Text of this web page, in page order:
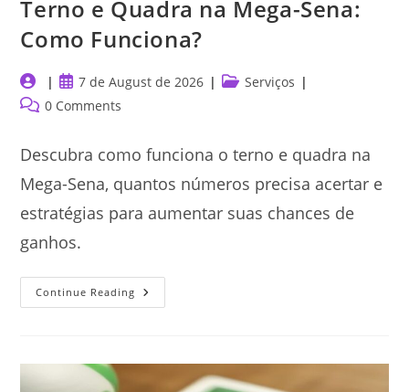
Terno e Quadra na Mega-Sena:
Como Funciona?
Post
author:
Post
published:
7 de August de 2026
PostServiços
Post0 Comments
Descubra como funciona o terno e quadra na
Mega-Sena, quantos números precisa acertar e
estratégias para aumentar suas chances de
ganhos.
Continue Reading Terno
E
Como
Funciona?